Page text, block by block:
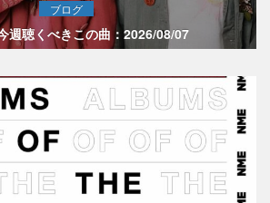
ブログ
週聴くべきこの曲：2026/08/07